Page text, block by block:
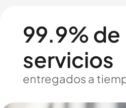
99.9% de
servicios
entregados a